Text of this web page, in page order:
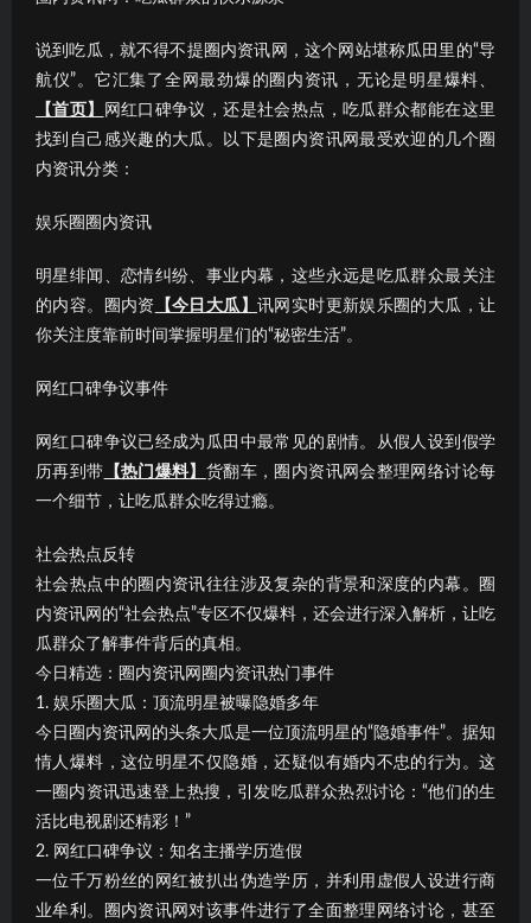
说到吃瓜，就不得不提圈内资讯网，这个网站堪称瓜田里的“导
航仪”。它汇集了全网最劲爆的圈内资讯，无论是明星爆料、
【首页】
网红口碑争议，还是社会热点，吃瓜群众都能在这里
找到自己感兴趣的大瓜。以下是圈内资讯网最受欢迎的几个圈
内资讯分类：
娱乐圈圈内资讯
明星绯闻、恋情纠纷、事业内幕，这些永远是吃瓜群众最关注
的内容。圈内资
【今日大瓜】讯网实时更新娱乐圈的大瓜，让
你关注度靠前时间掌握明星们的“秘密生活”。
网红口碑争议事件
网红口碑争议已经成为瓜田中最常见的剧情。从假人设到假学
历再到带 【热门爆料】 货翻车，圈内资讯网会整理网络讨论每
一个细节，让吃瓜群众吃得过瘾。
社会热点反转
社会热点中的圈内资讯往往涉及复杂的背景和深度的内幕。圈
内资讯网的“社会热点”专区不仅爆料，还会进行深入解析，让吃
瓜群众了解事件背后的真相。
今日精选：圈内资讯网圈内资讯热门事件
1. 娱乐圈大瓜：顶流明星被曝隐婚多年
今日圈内资讯网的头条大瓜是一位顶流明星的“隐婚事件”。据知
情人爆料，这位明星不仅隐婚，还疑似有婚内不忠的行为。这
一圈内资讯迅速登上热搜，引发吃瓜群众热烈讨论：“他们的生
活比电视剧还精彩！”
2. 网红口碑争议：知名主播学历造假
一位千万粉丝的网红被扒出伪造学历，并利用虚假人设进行商
业牟利。圈内资讯网对该事件进行了全面整理网络讨论，甚至